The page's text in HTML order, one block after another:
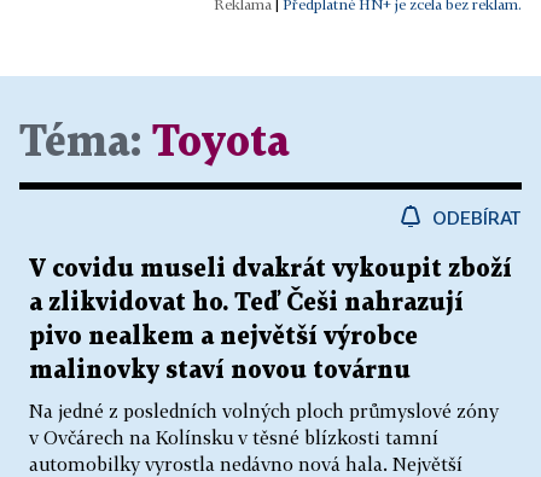
Předplatné HN+ je zcela bez reklam.
Téma: Toyota
ODEBÍRAT
V covidu museli dvakrát vykoupit zboží
a zlikvidovat ho. Teď Češi nahrazují
pivo nealkem a největší výrobce
malinovky staví novou továrnu
Na jedné z posledních volných ploch průmyslové zóny
v Ovčárech na Kolínsku v těsné blízkosti tamní
automobilky vyrostla nedávno nová hala. Největší